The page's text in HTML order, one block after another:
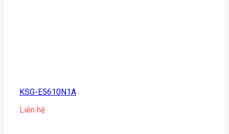
KSG-E5610N1A
Liên hệ